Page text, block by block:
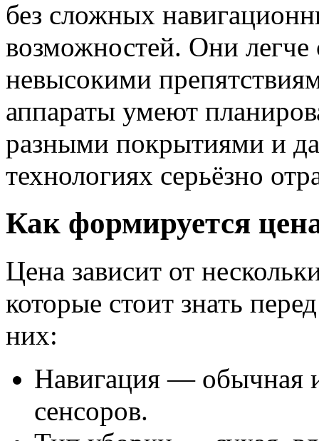
без сложных
возможностей. Они
невысокими
аппараты умеют
разными покрытиями и
технологиях серьёзно
Как формируется
Цена зависит от
которые стоит знать
них:
Навигация — обычная
сенсоров.